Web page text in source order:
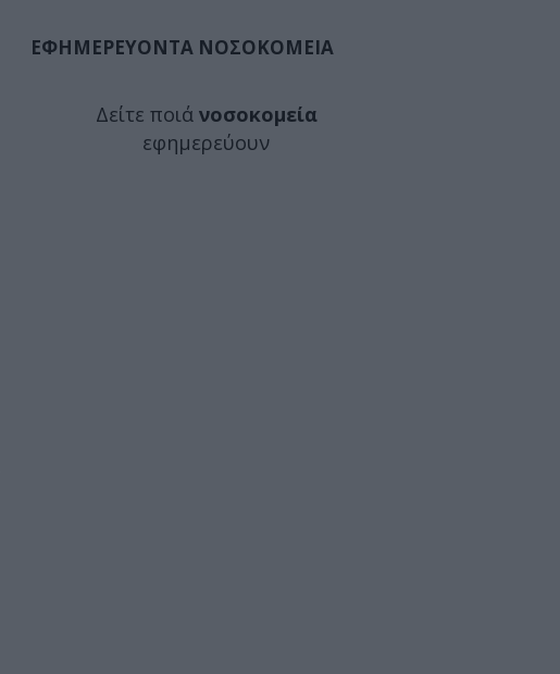
ΕΦΗΜΕΡΕΥΟΝΤΑ ΝΟΣΟΚΟΜΕΙΑ
Δείτε ποιά νοσοκομεία
εφημερεύουν